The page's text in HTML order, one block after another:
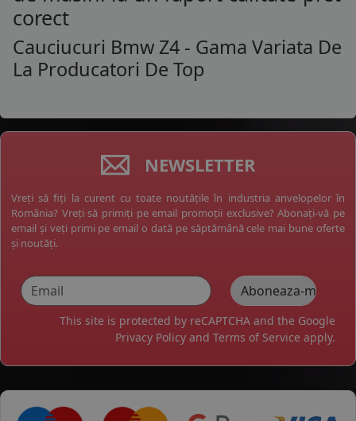
corect
Cauciucuri Bmw Z4 - Gama Variata De
La Producatori De Top
NEWSLETTER
Vreți să fiți la curent cu toate noutățile în industria anvelopelor în
România? Vreți să primiți pe email promoții exclusive? Abonați-vă pe
email și veți primi pe email o dată pe săptămână cele mai bune oferte
și noutăți.
This site is protected by reCAPTCHA and the Google
Privacy Policy and Terms of Service apply.